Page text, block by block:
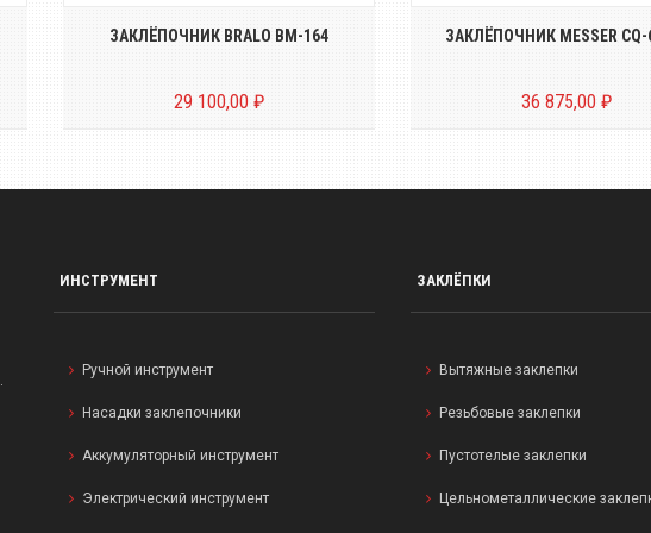
ЗАКЛЁПОЧНИК BRALO BM-164
29 100,00 ₽
ЗАКЛЁПОЧНИК MESSER CQ-
36 875,00 ₽
ИНСТРУМЕНТ
Ручной инструмент
Насадки заклепочники
Аккумуляторный инструмент
Электрический инструмент
ЗАКЛЁПКИ
Вытяжные заклепки
Резьбовые заклепки
Пустотелые заклепки
Цельнометаллические